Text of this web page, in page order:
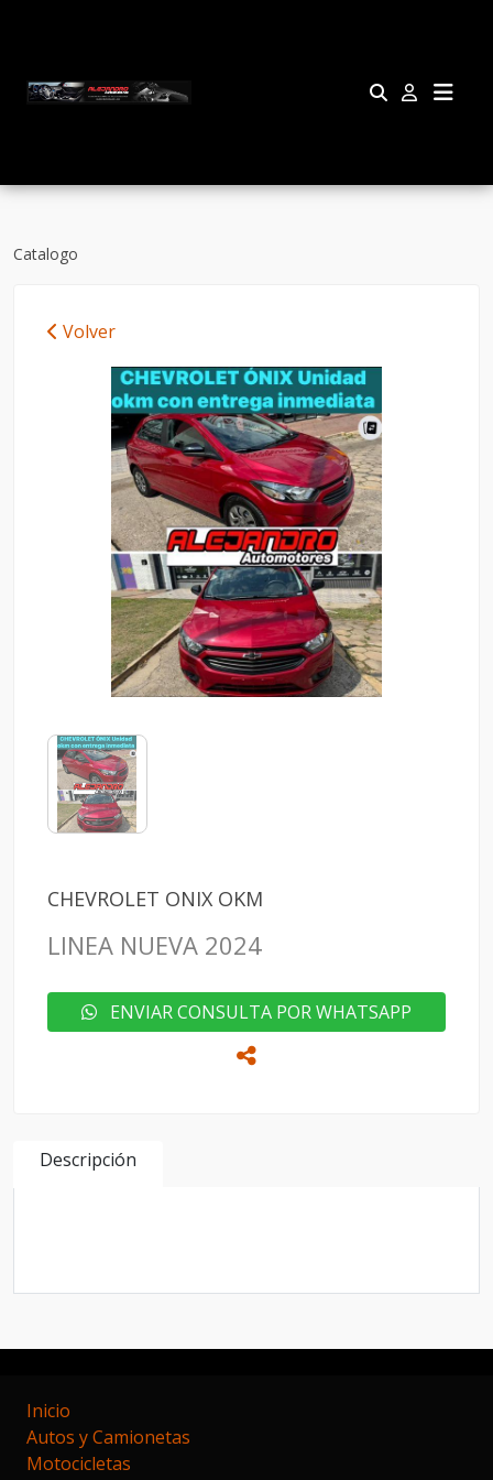
Catalogo
Volver
CHEVROLET ONIX OKM
LINEA NUEVA 2024
ENVIAR CONSULTA POR WHATSAPP
Descripción
Inicio
Autos y Camionetas
Motocicletas